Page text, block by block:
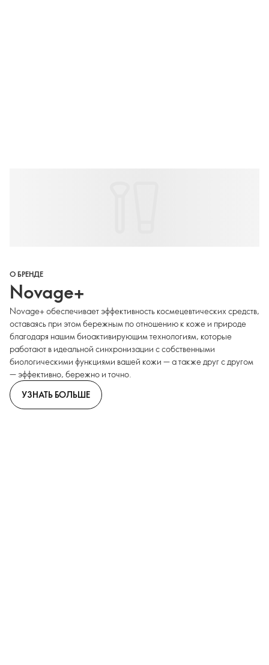
О БРЕНДЕ
Novage+
Novage+ обеспечивает эффективность космецевтических средств,
оставаясь при этом бережным по отношению к коже и природе
благодаря нашим биоактивирующим технологиям, которые
работают в идеальной синхронизации с собственными
биологическими функциями вашей кожи — а также друг с другом
— эффективно, бережно и точно.
УЗНАТЬ БОЛЬШЕ